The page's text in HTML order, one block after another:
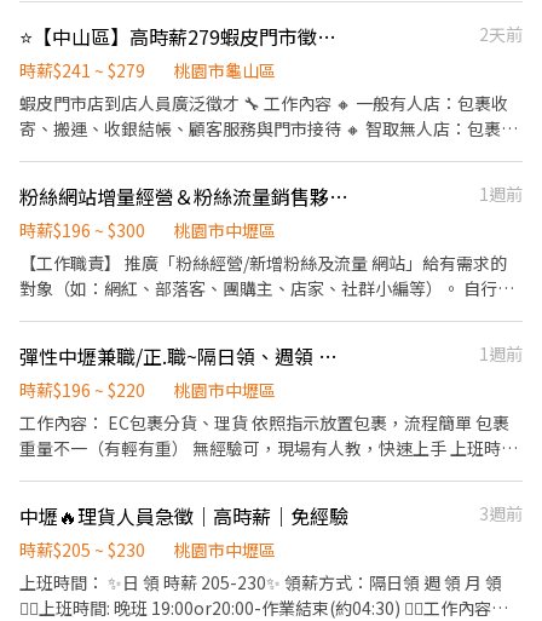
友： https://lin.ee/JefzYJo
貨、收銀結帳 等 智取店：理貨、搬運、維持門市作業區環境、清潔
維護作業、需有交通工具 (一天需跑店3~5間智取店) 🦐【薪資待
遇】 一般店✨時薪 $211起 智取店✨時薪 $229-$249 🦐【上班時
間】： 一般店 ↓ 早班時段 - 11:00~17:30 晚班時段 - 16:15~22:45、
07:30~12:30、08:00~13:00、08:30~13:30 晚班時段 -
17:30~21:30、18:00~22:00、18:30~22:30 全班時段(雙頭班) -
23:30~03:30 (上班約2~4小時) 午班時段 - 15:00~19:00 ＝＝＝＝＝
＝＝＝＝＝＝＝＝＝＝＝＝＝＝＝＝＝＝＝＝＝ 🦐【休假制度】：
排休制 (輪班人員依照當月紅字天數排休；時薪人員依照門市與個人
可配合時段) ＝＝＝＝＝＝＝＝＝＝＝＝＝＝＝＝＝＝＝＝＝＝＝＝
＝＝ 📍【一般店-缺額門市 ↓ ↓ ↓】： 汐止大同店-新北市汐止區
大同路二段667號1樓 汐止樟樹二店-新北市汐止區樟樹一路141巷3
號1樓 汐止新昌店-新北市汐止區新昌路12號1樓 汐止明峰店-新北市
汐止區明峰街15號1樓 汐止青山店-新北市汐止區青山路29號1樓 ＝
＝＝＝＝＝＝＝＝＝＝＝＝＝＝＝＝＝＝＝＝＝＝＝＝＝ 📍【智取
店-缺額門市 ↓ ↓ ↓】 汐止秀峰 - 智取店-新北市汐止區秀峰路74號
1樓 汐止東城 - 智取店-新北市汐止區康寧街459巷17號1樓 汐止同興
- 智取店-新北市汐止區同興路278號1樓 ＝＝＝＝＝＝＝＝＝＝＝＝
＝＝＝＝＝＝＝＝＝＝＝＝＝＝ ❗需可配合調店、支援❗❗需可配合調
店、支援❗ ✨另外教育訓練、實習皆有支薪且享勞健保完整保障唷✨
⭐【中山區】高時薪279蝦皮門市徵才/智取店and有人店兼職首選/蝦MH
2天前
時薪$241 ~ $279
桃園市龜山區
蝦皮門市店到店人員廣泛徵才 🔧 工作內容 🔸 一般有人店：包裹收
寄、搬運、收銀結帳、顧客服務與門市接待 🔸 智取無人店：包裹搬
有人店 ⭐ 📌 兼職時薪人員 早班：11:00~17:30 晚班：
16:15~22:45、18:45~22:45 ⭐ 智取無人店 ⭐ 兼職早班
07:00~12:00、07:30~12:30、08:00~13:00、08:30~13:30 兼職晚班
17:30~22:30 💰 薪資待遇 一般店：時薪241元起 智取店：時薪279
般有人店 ⭐ 中山林森店 台北市中山區林森北路594號1樓 中山長安
店 台北市中山區長安東路二段169-8號1樓 中山吉林店 台北市中山
取無人店 ⭐ (以下為各跑店點區域的代表門市) 中山晴光 - 智取店 台
北市中山區中山北路三段27之1號與25之27號1樓 中山農安 - 智取店
台北市中山區農安街166號1樓 中山實踐 - 智取店 台北市中山區大直
街56號1樓 中山長春 - 智取店 台北市中山區長春路197號1樓 【 應徵
@446nvivi 聯絡人：艾瑞克 0968-932-939 加入後依照指示提供基
本資料⭐優先安排⭐
粉絲網站增量經營＆粉絲流量銷售夥伴（彈性排班／無經驗可／高獎金）
1週前
時薪$196 ~ $300
桃園市中壢區
【工作職責】 推廣「粉絲經營/新增粉絲及流量 網站」給有需求的
對象（如：網紅、部落客、團購主、店家、社群小編等）。 自行規
公司，時段自行安排。 📌 薪資待遇 計算方式： 時薪制，成交即可
獲得15%高額分潤（詳細分潤比例面議）。 適合對象： 尋求額外收
入的學生、上班族。 想兼顧家庭與工作的自由工作者。
彈性中壢兼職/正.職~隔日領、週領 （全夜EC包裹理貨員）
1週前
時薪$196 ~ $220
桃園市中壢區
工作內容： EC包裹分貨、理貨 依照指示放置包裹，流程簡單 包裹
重量不一（有輕有重） 無經驗可，現場有人教，快速上手 上班時段
168小時 +2000元 想賺多一點，選這班最划算 ❗️❗️兼職報班時薪：220
工作優點： 免經驗、錄取率高、彈性上班 加班費依法計算（1.34 /
1.67） 國定假日雙倍薪 享勞保、健保、三節禮品 正.職休假制度：
月休8天 部分班別固定休六日 可配合排班 兼職者則依當日需求名額
中壢🔥理貨人員急徵｜高時薪｜免經驗
3週前
時薪$205 ~ $230
桃園市中壢區
上班時間： ✨日 領 時薪 205-230✨ 領薪方式：隔日領 週 領 月 領
👉🏻上班時間: 晚班 19:00or20:00-作業結束(約04:30) 👉🏻工作內容：